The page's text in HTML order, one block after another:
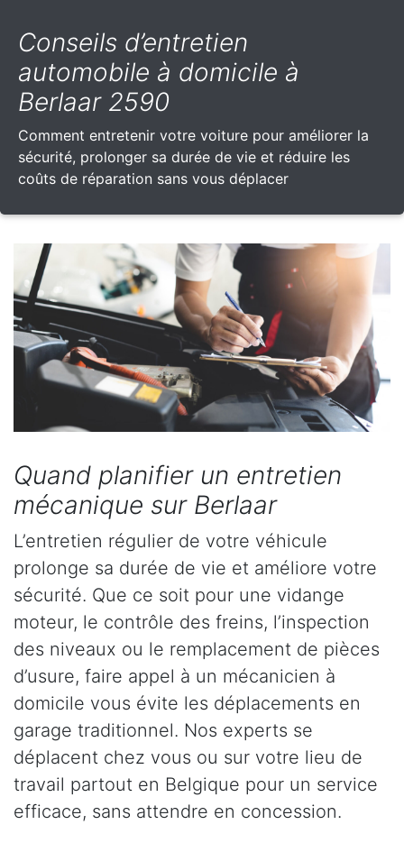
Conseils d’entretien
automobile à domicile à
Berlaar 2590
Comment entretenir votre voiture pour améliorer la
sécurité, prolonger sa durée de vie et réduire les
coûts de réparation sans vous déplacer
Quand planifier un entretien
mécanique sur Berlaar
L’entretien régulier de votre véhicule
prolonge sa durée de vie et améliore votre
sécurité. Que ce soit pour une vidange
moteur, le contrôle des freins, l’inspection
des niveaux ou le remplacement de pièces
d’usure, faire appel à un mécanicien à
domicile vous évite les déplacements en
garage traditionnel. Nos experts se
déplacent chez vous ou sur votre lieu de
travail partout en Belgique pour un service
efficace, sans attendre en concession.